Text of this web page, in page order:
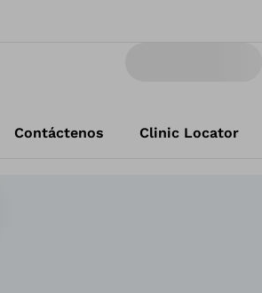
Contáctenos Clinic Locator